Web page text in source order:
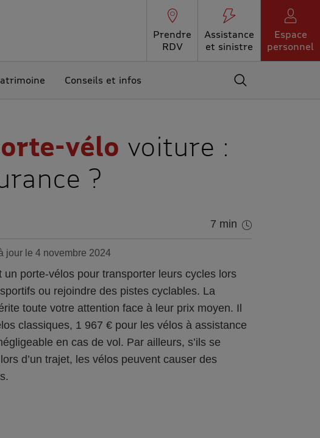
Prendre
RDV
Assistance
et sinistre
Espace
personnel
Conseils et infos Accédez au moteur
vélo voiture :
?
7 min
jour le 4 novembre 2024
un porte-vélos pour transporter leurs cycles lors
ou rejoindre des pistes cyclables. La
toute votre attention face à leur prix moyen. Il
classiques, 1 967 € pour les vélos à assistance
en cas de vol. Par ailleurs, s’ils se
d’un trajet, les vélos peuvent causer des